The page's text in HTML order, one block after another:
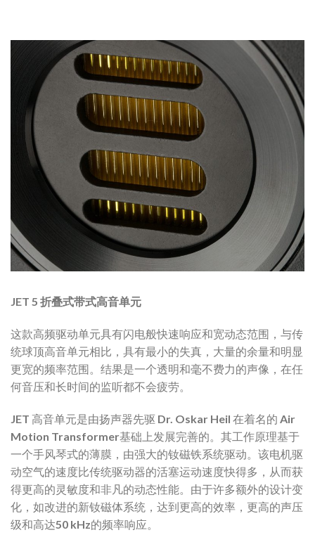
JET 5 折叠式带式高音单元
这款高频驱动单元具有闪电般快速响应和宽动态范围，与传
统球顶高音单元相比，具有最小的失真，大量的余量和明显
更宽的频率范围。结果是一个透明和毫不费力的声像，在任
何音压和长时间的监听都不会疲劳。
JET 高音单元是由扬声器先驱 Dr. Oskar Heil 在着名的 Air
Motion Transformer基础上发展完善的。其工作原理基于
一个手风琴式的薄膜，由强大的钕磁铁系统驱动。该电机驱
动空气的速度比传统驱动器的活塞运动速度快得多，从而获
得更高的灵敏度和非凡的动态性能。由于许多额外的设计变
化，如改进的新钕磁体系统，达到更高的效率，更高的声压
级和高达50 kHz的频率响应。